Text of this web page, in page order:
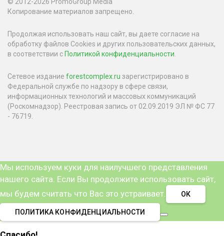
© 2012-2026 PromoGroup Media
Копирование материалов запрещено.
Продолжая использовать наш сайт, вы даете согласие на
обработку файлов Cookies и других пользовательских данных,
в соответствии с Политикой конфиденциальности.
Сетевое издание forestcomplex.ru зарегистрировано в
Федеральной службе по надзору в сфере связи,
информационных технологий и массовых коммуникаций
(Роскомнадзор). Реестровая запись от 02.09.2019 ЭЛ № ФС 77
- 76719.
Мы используем куки для наилучшего представления
нашего сайта. Если Вы продолжите использовать сайт,
мы будем считать что Вас это устраивает.
ОК
ПОЛИТИКА КОНФИДЕНЦИАЛЬНОСТИ